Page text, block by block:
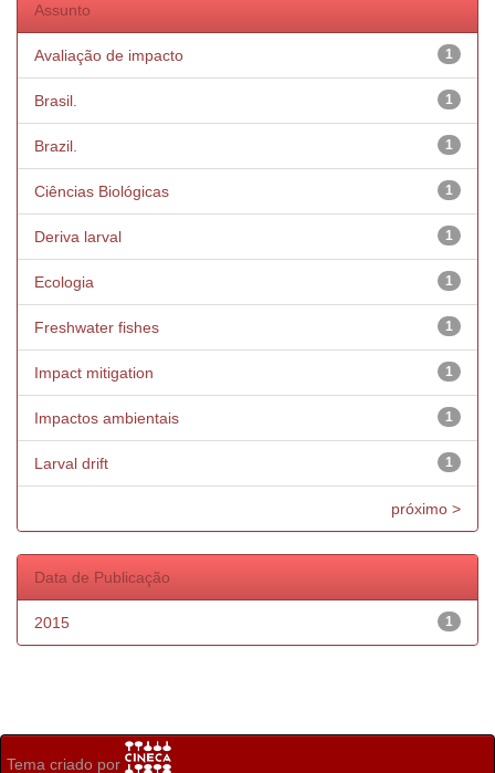
Assunto
1
Avaliação de impacto
1
Brasil.
1
Brazil.
1
Ciências Biológicas
1
Deriva larval
1
Ecologia
1
Freshwater fishes
1
Impact mitigation
1
Impactos ambientais
1
Larval drift
próximo >
Data de Publicação
1
2015
Tema criado por